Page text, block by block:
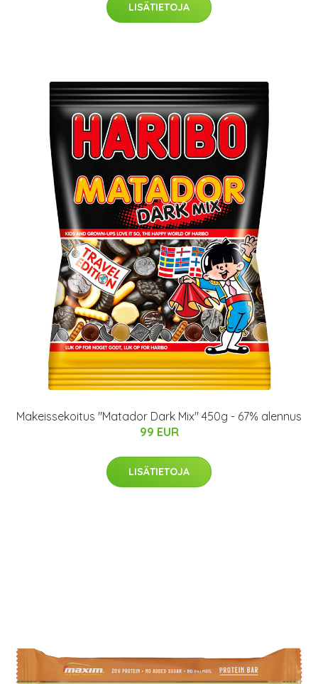
LISÄTIETOJA
Makeissekoitus "Matador Dark Mix" 450g - 67% alennus
99 EUR
LISÄTIETOJA